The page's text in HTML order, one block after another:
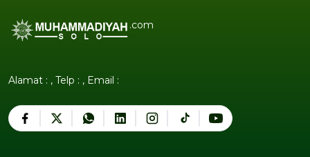
.com
Alamat : , Telp : , Email :